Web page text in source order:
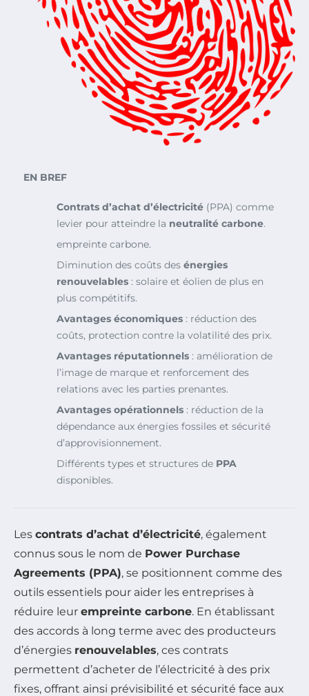
EN BREF
Contrats d’achat d’électricité (PPA) comme
levier pour atteindre la neutralité carbone.
empreinte carbone.
Diminution des coûts des énergies
renouvelables : solaire et éolien de plus en
plus compétitifs.
Avantages économiques : réduction des
coûts, protection contre la volatilité des prix.
Avantages réputationnels : amélioration de
l’image de marque et renforcement des
relations avec les parties prenantes.
Avantages opérationnels : réduction de la
dépendance aux énergies fossiles et sécurité
d’approvisionnement.
Différents types et structures de PPA
disponibles.
Les contrats d’achat d’électricité, également
connus sous le nom de Power Purchase
Agreements (PPA), se positionnent comme des
outils essentiels pour aider les entreprises à
réduire leur empreinte carbone. En établissant
des accords à long terme avec des producteurs
d’énergies renouvelables, ces contrats
permettent d’acheter de l’électricité à des prix
fixes, offrant ainsi prévisibilité et sécurité face aux